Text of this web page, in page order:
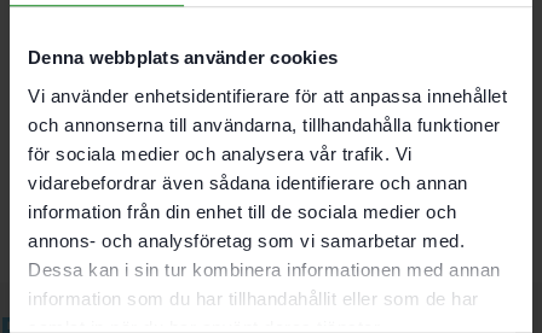
Denna webbplats använder cookies
Vi använder enhetsidentifierare för att anpassa innehållet
och annonserna till användarna, tillhandahålla funktioner
för sociala medier och analysera vår trafik. Vi
vidarebefordrar även sådana identifierare och annan
information från din enhet till de sociala medier och
annons- och analysföretag som vi samarbetar med.
Dessa kan i sin tur kombinera informationen med annan
information som du har tillhandahållit eller som de har
Det finns inga recensioner än.
Bli först med att recensera ”Festool Avkänningsrulle
A6”
Du måste varainloggadför att skriva en recension.